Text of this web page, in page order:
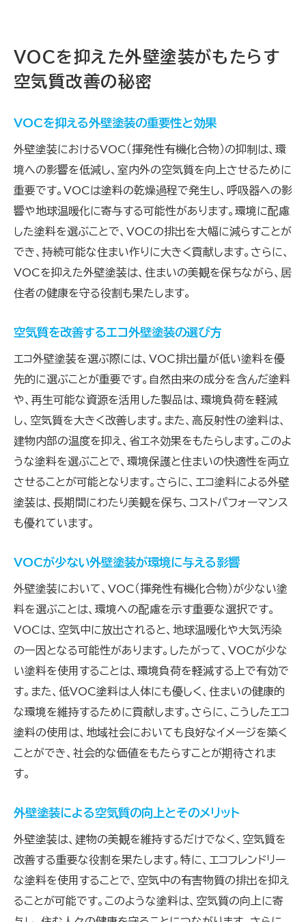
VOCを抑えた外壁塗装がもたらす
空気質改善の秘密
VOCを抑える外壁塗装の重要性と効果
外壁塗装におけるVOC（揮発性有機化合物）の抑制は、環
境への影響を低減し、室内外の空気質を向上させるために
重要です。VOCは塗料の乾燥過程で発生し、呼吸器への影
響や地球温暖化に寄与する可能性があります。環境に配慮
した塗料を選ぶことで、VOCの排出を大幅に減らすことが
でき、持続可能な住まい作りに大きく貢献します。さらに、
VOCを抑えた外壁塗装は、住まいの美観を保ちながら、居
住者の健康を守る役割も果たします。
空気質を改善するエコ外壁塗装の選び方
エコ外壁塗装を選ぶ際には、VOC排出量が低い塗料を優
先的に選ぶことが重要です。自然由来の成分を含んだ塗料
や、再生可能な資源を活用した製品は、環境負荷を軽減
し、空気質を大きく改善します。また、高反射性の塗料は、
建物内部の温度を抑え、省エネ効果をもたらします。このよ
うな塗料を選ぶことで、環境保護と住まいの快適性を両立
させることが可能となります。さらに、エコ塗料による外壁
塗装は、長期間にわたり美観を保ち、コストパフォーマンス
も優れています。
VOCが少ない外壁塗装が環境に与える影響
外壁塗装において、VOC（揮発性有機化合物）が少ない塗
料を選ぶことは、環境への配慮を示す重要な選択です。
VOCは、空気中に放出されると、地球温暖化や大気汚染
の一因となる可能性があります。したがって、VOCが少な
い塗料を使用することは、環境負荷を軽減する上で有効で
す。また、低VOC塗料は人体にも優しく、住まいの健康的
な環境を維持するために貢献します。さらに、こうしたエコ
塗料の使用は、地域社会においても良好なイメージを築く
ことができ、社会的な価値をもたらすことが期待されま
す。
外壁塗装による空気質の向上とそのメリット
外壁塗装は、建物の美観を維持するだけでなく、空気質を
改善する重要な役割を果たします。特に、エコフレンドリー
な塗料を使用することで、空気中の有害物質の排出を抑え
ることが可能です。このような塗料は、空気質の向上に寄